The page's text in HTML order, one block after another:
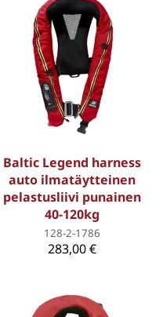
Baltic Legend harness
auto ilmatäytteinen
pelastusliivi punainen
40-120kg
128-2-1786
283,00 €